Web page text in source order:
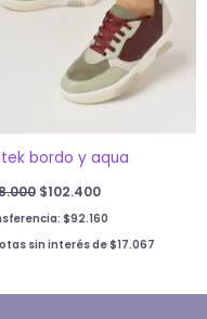
bordo y aqua
$102.400
$92.160
sin interés de$17.067